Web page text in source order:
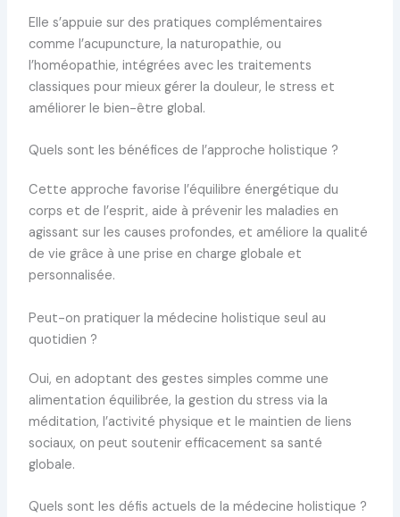
Elle s’appuie sur des pratiques complémentaires
comme l’acupuncture, la naturopathie, ou
l’homéopathie, intégrées avec les traitements
classiques pour mieux gérer la douleur, le stress et
améliorer le bien-être global.
Quels sont les bénéfices de l’approche holistique ?
Cette approche favorise l’équilibre énergétique du
corps et de l’esprit, aide à prévenir les maladies en
agissant sur les causes profondes, et améliore la qualité
de vie grâce à une prise en charge globale et
personnalisée.
Peut-on pratiquer la médecine holistique seul au
quotidien ?
Oui, en adoptant des gestes simples comme une
alimentation équilibrée, la gestion du stress via la
méditation, l’activité physique et le maintien de liens
sociaux, on peut soutenir efficacement sa santé
globale.
Quels sont les défis actuels de la médecine holistique ?